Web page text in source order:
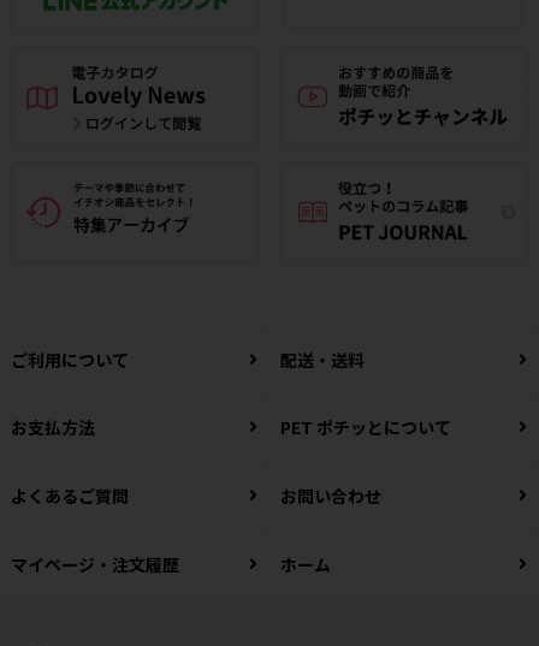
ご利用について 配送・送料
お支払方法 PET ポチッとについて
よくあるご質問 お問い合わせ
マイページ・注文履歴 ホーム